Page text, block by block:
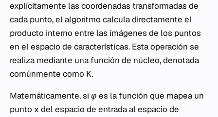
explícitamente las coordenadas transformadas de
cada punto, el algoritmo calcula directamente el
producto interno entre las imágenes de los puntos
en el espacio de características. Esta operación se
realiza mediante una función de núcleo, denotada
comúnmente como K.
Matemáticamente, si φ es la función que mapea un
punto x del espacio de entrada al espacio de